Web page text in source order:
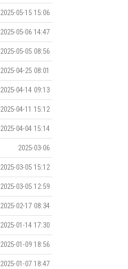
2025-05-15 15:06
2025-05-06 14:47
2025-05-05 08:56
2025-04-25 08:01
2025-04-14 09:13
2025-04-11 15:12
2025-04-04 15:14
2025-03-06
2025-03-05 15:12
2025-03-05 12:59
2025-02-17 08:34
2025-01-14 17:30
2025-01-09 18:56
2025-01-07 18:47